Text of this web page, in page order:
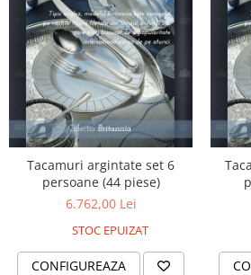
SERENDIPITY WHITE
FLOWER FESTIVAL BLUE
FLOWER FESTIVAL RED
LOVE BIRDS
CHIQUE VERDE
CHIQUE ROZ
CHIQUE STRIPES VERDE
Renaissance Grey
Royal White
Tacamuri argintate set 6
persoane (44 piese)
6.762,00 Lei
STOC EPUIZAT
CONFIGUREAZA